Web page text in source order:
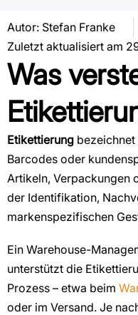
Autor: Stefan Franke
Zuletzt aktualisiert am
Was
Etikettierung
Barcodes oder
Artikeln, Verpackungen
der Identifikation,
markenspezifischen
Ein Warehouse-
unterstützt die
Prozess – etwa beim
oder im Versand. Je